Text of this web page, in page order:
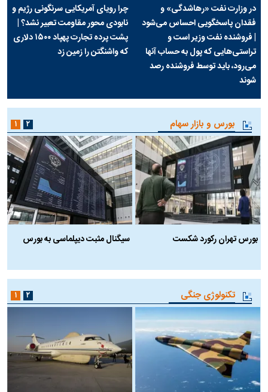
در وزارت نفت «رهاشدگی» و
فقدان پاسخگویی احساس می‌شود
| فروشنده نفت وزیر است و
تراستی‌هایی که پول به حساب آنها
می‌رود، باید توسط فروشنده رصد
شوند
چرا رویای آمریکایی سرنگونی رژیم و
نابودی محور مقاومت تعبیر نشد؟ |
پشت پرده تجارت پهپاد‌ ۱۵۰۰ دلاری
که واشنگتن را زمین زد
بورس و بازار سهام
بورس تهران رکورد شکست
سیگنال مثبت دیپلماسی به بورس
۱ ۲
تکنولوژی جنگی ۱ ۲